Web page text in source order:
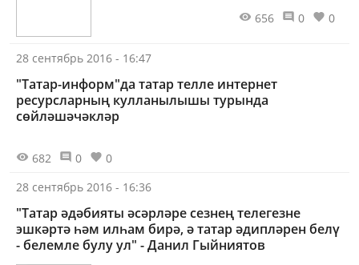
656 0 0
28 сентябрь 2016 - 16:47
"Татар-информ"да татар телле интернет
ресурсларның кулланылышы турында
сөйләшәчәкләр
682 0
0
28 сентябрь 2016 - 16:36
"Татар әдәбияты әсәрләре сезнең телегезне
эшкәртә һәм илһам бирә, ә татар әдипләрен белү
- белемле булу ул" - Данил Гыйниятов